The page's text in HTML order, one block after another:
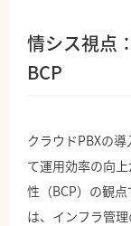
情シス視点
BCP
クラウドPBXの
て運用効率の向
性（BCP）の観
は、インフラ管